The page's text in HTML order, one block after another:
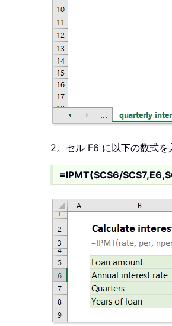
2。セル F6 に以下の数式を
=IPMT($C$6/